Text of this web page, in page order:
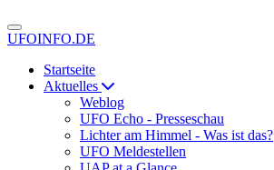
UFOINFO.DE
Startseite
Aktuelles
Weblog
UFO Echo - Presseschau
Lichter am Himmel - Was ist das?
UFO Meldestellen